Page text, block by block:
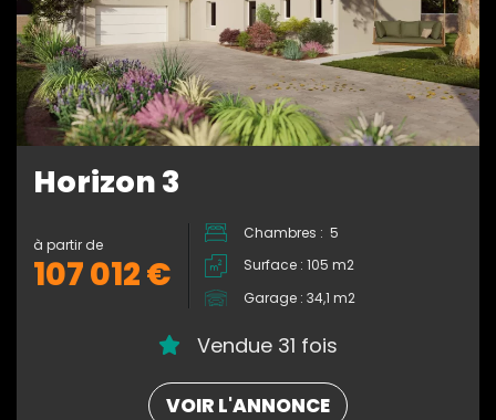
Horizon 3
à partir de
107 012 €
Chambres : 5
Surface : 105 m2
Garage : 34,1 m2
Vendue 31 fois
VOIR L'ANNONCE